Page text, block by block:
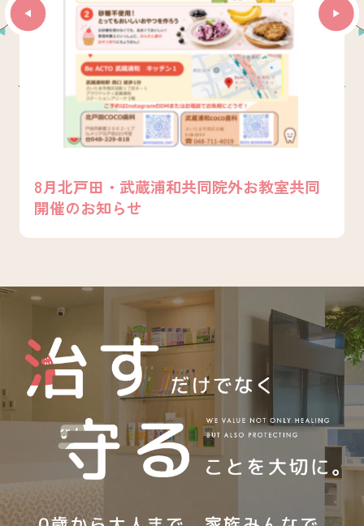
2026.07.14
7月のママ・パパ応援お教室、実施中
暑い夏がやってきましたね
今月も歯科衛生士・栄養士・保育士のスタッ
フたちが、お口の成長をサポートする教室を
開催します♪
参加費は無料!ぜひ気軽に遊びに来てくださ
2026.03.19
HPをリニューアルいたしました。今後とも
よろしくお願いいたします。
8月北戸田・武蔵浦和共同院外お教室共同
開催のお知らせ